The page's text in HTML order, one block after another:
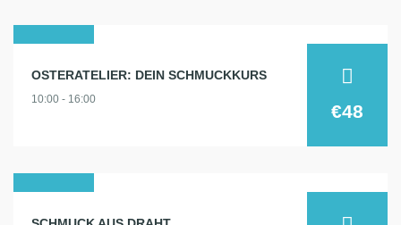
2025
OSTERATELIER: DEIN SCHMUCKKURS
10:00 - 16:00
€48